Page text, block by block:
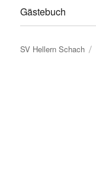
Gästebuch
SV Hellern Schach